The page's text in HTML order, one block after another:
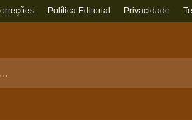
Política Editorial Privacidade